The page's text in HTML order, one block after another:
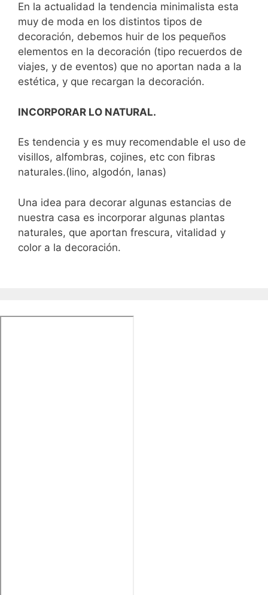
En la actualidad la tendencia minimalista esta
muy de moda en los distintos tipos de
decoración, debemos huir de los pequeños
elementos en la decoración (tipo recuerdos de
viajes, y de eventos) que no aportan nada a la
estética, y que recargan la decoración.
INCORPORAR LO NATURAL.
Es tendencia y es muy recomendable el uso de
visillos, alfombras, cojines, etc con fibras
naturales.(lino, algodón, lanas)
Una idea para decorar algunas estancias de
nuestra casa es incorporar algunas plantas
naturales, que aportan frescura, vitalidad y
color a la decoración.